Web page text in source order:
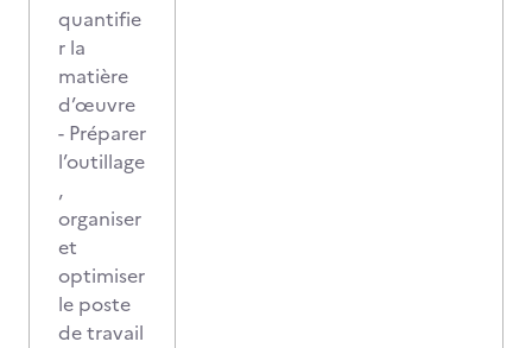
quantifie
r la
matière
d’œuvre
- Préparer
l’outillage
,
organiser
et
optimiser
le poste
de travail